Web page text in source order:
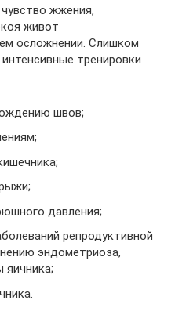
жжения,
живот
осложнении. Слишком
тренировки
швов;
давления;
репродуктивной
эндометриоза,